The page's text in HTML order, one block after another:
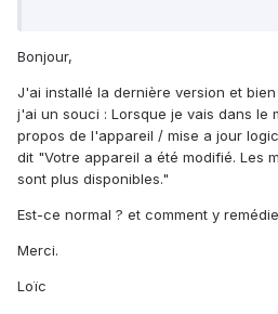
Bonjour,
J'ai installé la dernière version et
j'ai un souci : Lorsque je vais dans le
propos de l'appareil / mise a jour
dit "Votre appareil a été modifié. Les
sont plus disponibles."
Est-ce normal ? et comment y
Merci.
Loïc